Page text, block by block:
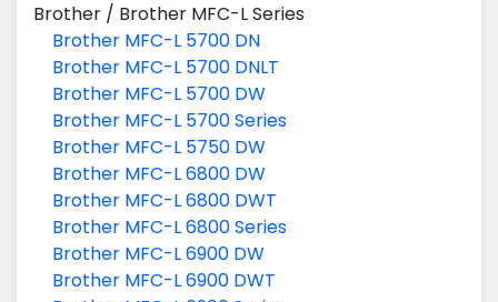
Brother / Brother MFC-L Series
Brother MFC-L 5700 DN
Brother MFC-L 5700 DNLT
Brother MFC-L 5700 DW
Brother MFC-L 5700 Series
Brother MFC-L 5750 DW
Brother MFC-L 6800 DW
Brother MFC-L 6800 DWT
Brother MFC-L 6800 Series
Brother MFC-L 6900 DW
Brother MFC-L 6900 DWT